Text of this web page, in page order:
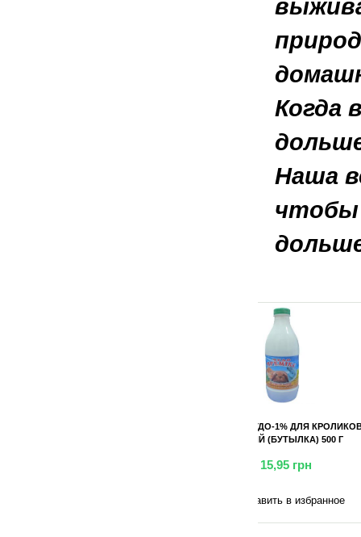
Когда
Наша
чтобы
ПРЕМИКС ЧУДО-
КОРОВ
Добавить в